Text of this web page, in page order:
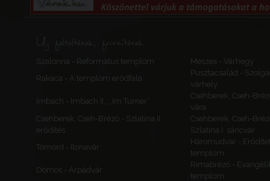
Új feltöltések, frissítések
Szalonna - Református templom
Meszes - Várhegy
Rakaca - A templom erődfala
Pusztacsalád -
várhely
Imbach - Imbach II., „Im Turner”
Csehberek, Cseh-
vára
Csehberek, Cseh-Brézó - Szlatina II.
erődítés
Csehberek, Cseh-
Szlatina I. sáncvár
Tömörd - Ilonavár
Háromudvar -
templom
Dömös - Árpádvár
Rimabrézó -
templom